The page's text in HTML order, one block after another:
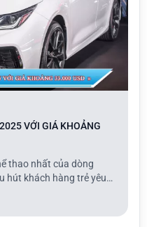
VỚI GIÁ KHOẢNG
thao nhất của dòng
hút khách hàng trẻ yêu
chỉnh nhẹ về thiết kế, cải
Corolla GR Sport